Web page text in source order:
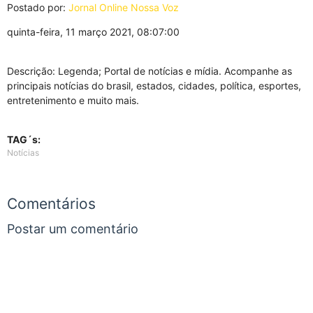
Postado por: Jornal Online Nossa Voz
quinta-feira, 11 março 2021, 08:07:00
Descrição: Legenda; Portal de notícias e mídia. Acompanhe as
principais notícias do brasil, estados, cidades, política, esportes,
entretenimento e muito mais.
TAG´s:
Notícias
Comentários
Postar um comentário